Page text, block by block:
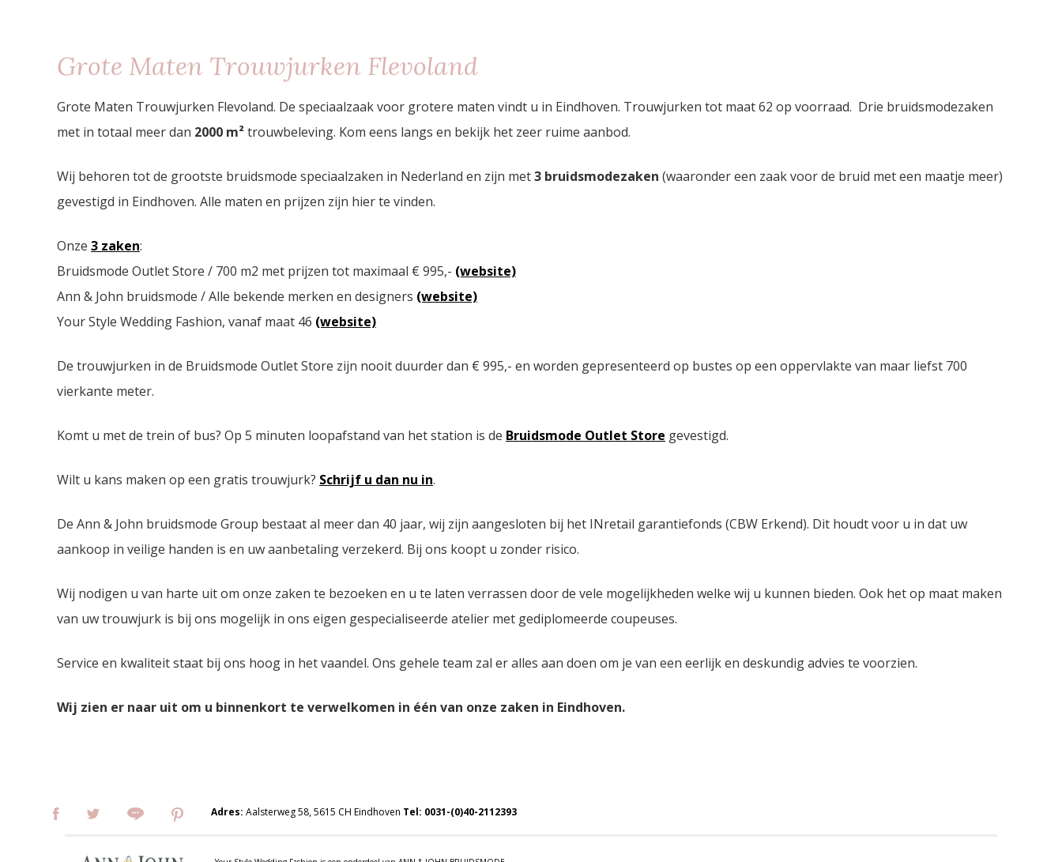
Grote Maten Trouwjurken Flevoland
Grote Maten Trouwjurken Flevoland. De speciaalzaak voor grotere maten vindt u in Eindhoven. Trouwjurken tot maat 62 op voorraad. Drie bruidsmodezaken
met in totaal meer dan 2000 m²trouwbeleving. Kom eens langs en bekijk het zeer ruime aanbod.
Wij behoren tot de grootste bruidsmode speciaalzaken in Nederland en zijn met3 bruidsmodezaken (waaronder een zaak voor de bruid met een maatje meer)
gevestigd in Eindhoven. Alle maten en prijzen zijn hier te vinden.
Onze 3 zaken:
Bruidsmode Outlet Store / 700 m2 met prijzen tot maximaal € 995,- (website)
Ann & John bruidsmode / Alle bekende merken en designers (website)
Your Style Wedding Fashion, vanaf maat 46 (website)
De trouwjurken in de Bruidsmode Outlet Store zijn nooit duurder dan € 995,- en worden gepresenteerd op bustes op een oppervlakte van maar liefst 700
vierkante meter.
Komt u met de trein of bus? Op 5 minuten loopafstand van het station is de Bruidsmode Outlet Store gevestigd.
Wilt u kans maken op een gratis trouwjurk? Schrijf u dan nu in.
De Ann & John bruidsmode Group bestaat al meer dan 40 jaar, wij zijn aangesloten bij het INretail garantiefonds (CBW Erkend). Dit houdt voor u in dat uw
aankoop in veilige handen is en uw aanbetaling verzekerd. Bij ons koopt u zonder risico.
Wij nodigen u van harte uit om onze zaken te bezoeken en u te laten verrassen door de vele mogelijkheden welke wij u kunnen bieden. Ook het op maat maken
van uw trouwjurk is bij ons mogelijk in ons eigen gespecialiseerde atelier met gediplomeerde coupeuses.
Service en kwaliteit staat bij ons hoog in het vaandel. Ons gehele team zal er alles aan doen om je van een eerlijk en deskundig advies te voorzien.
Wij zien er naar uit om u binnenkort te verwelkomen in één van onze zaken in Eindhoven.
Adres:Aalsterweg 58, 5615 CH Eindhoven Tel: 0031-(0)40-2112393